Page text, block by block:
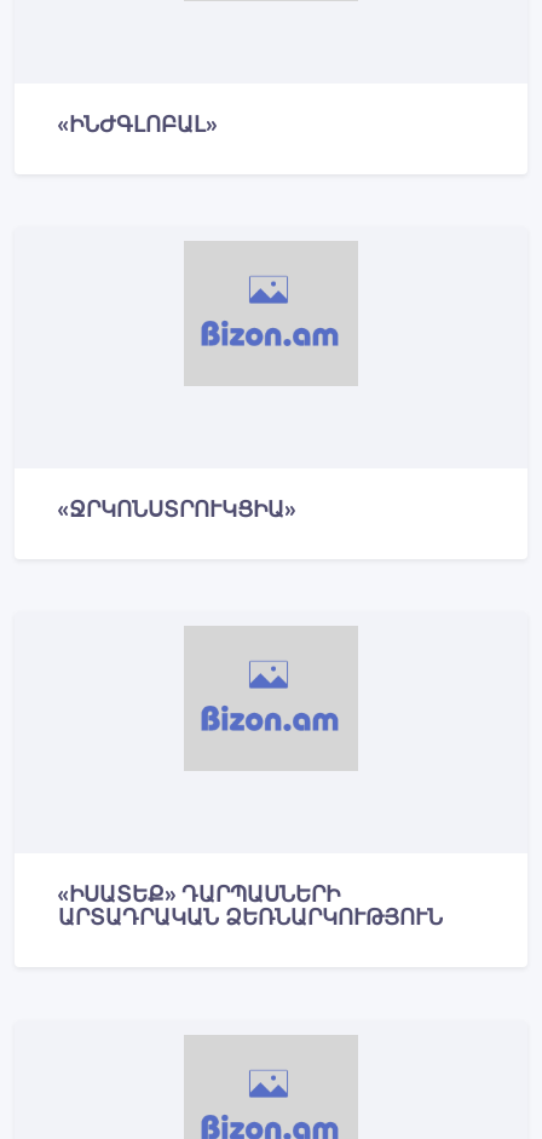
«ԻՆԺԳԼՈԲԱԼ»
«ՋՐԿՈՆՍՏՐՈՒԿՑԻԱ»
«ԻՍԱՏԵՔ» ԴԱՐՊԱՍՆԵՐԻ
ԱՐՏԱԴՐԱԿԱՆ ՁԵՌՆԱՐԿՈՒԹՅՈՒՆ